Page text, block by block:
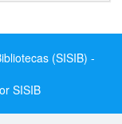
(SISIB) -
SISIB